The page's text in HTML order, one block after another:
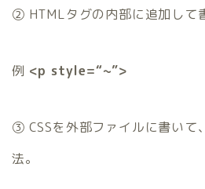
② HTMLタグの内部に追加して
例 <p style=“~”>
③ CSSを外部ファイルに書いて
法。